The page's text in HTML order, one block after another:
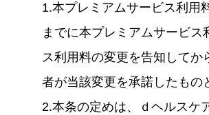
1.本プレミアムサービス利用
までに本プレミアムサービ
ス利用料の変更を告知してか
者が当該変更を承諾したもの
2.本条の定めは、ｄヘルスケ